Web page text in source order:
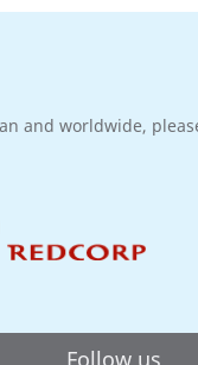
and worldwide,
Follow us